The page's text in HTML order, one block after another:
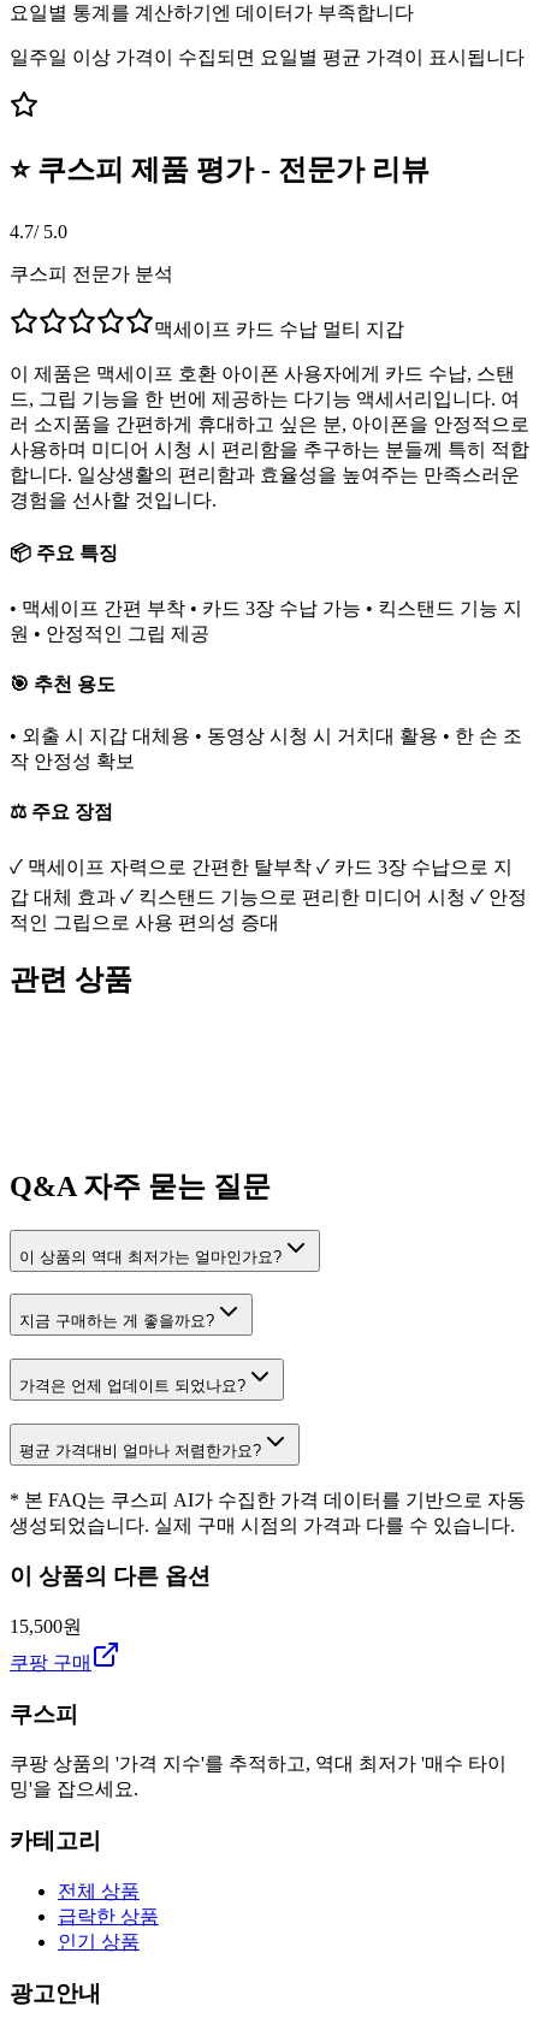
요일별 통계를 계산하기엔 데이터가 부족합니다
일주일 이상 가격이 수집되면 요일별 평균 가격이 표시됩니다
⭐ 쿠스피 제품 평가 - 전문가 리뷰
4.7/ 5.0
쿠스피 전문가 분석
맥세이프 카드 수납 멀티 지갑
이 제품은 맥세이프 호환 아이폰 사용자에게 카드 수납, 스탠
드, 그립 기능을 한 번에 제공하는 다기능 액세서리입니다. 여
러 소지품을 간편하게 휴대하고 싶은 분, 아이폰을 안정적으로
사용하며 미디어 시청 시 편리함을 추구하는 분들께 특히 적합
합니다. 일상생활의 편리함과 효율성을 높여주는 만족스러운
경험을 선사할 것입니다.
📦 주요 특징
• 맥세이프 간편 부착 • 카드 3장 수납 가능 • 킥스탠드 기능 지
원 • 안정적인 그립 제공
🎯 추천 용도
• 외출 시 지갑 대체용 • 동영상 시청 시 거치대 활용 • 한 손 조
작 안정성 확보
⚖️ 주요 장점
✓ 맥세이프 자력으로 간편한 탈부착 ✓ 카드 3장 수납으로 지
갑 대체 효과 ✓ 킥스탠드 기능으로 편리한 미디어 시청 ✓ 안정
적인 그립으로 사용 편의성 증대
관련 상품
Q&A 자주 묻는 질문
이 상품의 역대 최저가는 얼마인가요?
지금 구매하는 게 좋을까요?
가격은 언제 업데이트 되었나요?
평균 가격대비 얼마나 저렴한가요?
* 본 FAQ는 쿠스피 AI가 수집한 가격 데이터를 기반으로 자동
생성되었습니다. 실제 구매 시점의 가격과 다를 수 있습니다.
이 상품의 다른 옵션
15,500원
쿠팡 구매
쿠스피
쿠팡 상품의 '가격 지수'를 추적하고, 역대 최저가 '매수 타이
밍'을 잡으세요.
카테고리
전체 상품
급락한 상품
인기 상품
광고안내